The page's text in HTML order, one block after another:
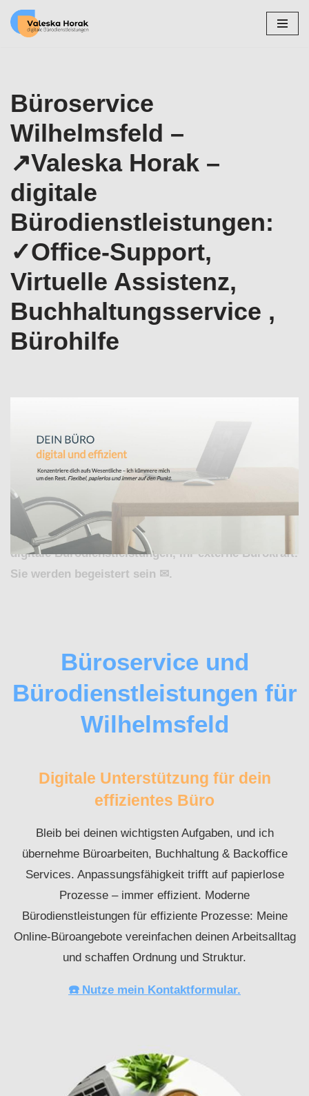
Zum
Büroservice
Wilhelmsfeld –
↗️Valeska Horak –
digitale
Bürodienstleistungen:
✓Office-Support,
Virtuelle Assistenz,
Buchhaltungsservice ,
Bürohilfe
oder ✓Office-Support, Virtuelle Assistenz,
Buchhaltungsservice , Bürohilfe ansehen. Haben Sie
gesucht: ✓Büroservice, ✓Buchhaltungsservice ,
✓Virtuelle Assistenz, ✓Office-Support oder
✓Bürohilfe für Wilhelmsfeld. ➡️ Valeska Horak –
digitale Bürodienstleistungen, Ihr externe Bürokraft.
Sie werden begeistert sein ✉.
Büroservice und
Bürodienstleistungen für
Wilhelmsfeld
Digitale Unterstützung für dein
effizientes Büro
Bleib bei deinen wichtigsten Aufgaben, und ich
übernehme Büroarbeiten, Buchhaltung & Backoffice
Services. Anpassungsfähigkeit trifft auf papierlose
Prozesse – immer effizient. Moderne
Bürodienstleistungen für effiziente Prozesse: Meine
Online-Büroangebote vereinfachen deinen Arbeitsalltag
und schaffen Ordnung und Struktur.
☎️ Nutze mein Kontaktformular.